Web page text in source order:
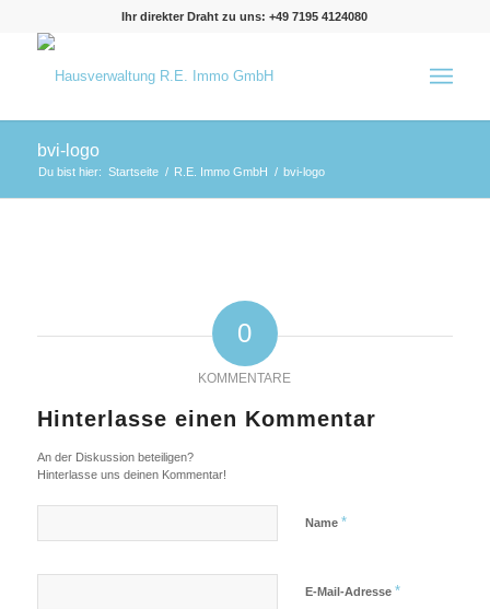
Ihr direkter Draht zu uns: +49 7195 4124080
bvi-logo
Du bist hier: Startseite / R.E. Immo GmbH / bvi-logo
0
KOMMENTARE
Hinterlasse einen Kommentar
An der Diskussion beteiligen?
Hinterlasse uns deinen Kommentar!
Name *
E-Mail-Adresse *